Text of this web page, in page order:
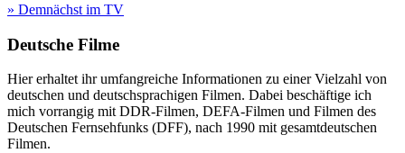
» Demnächst im TV
Deutsche Filme
Hier erhaltet ihr umfangreiche Informationen zu einer Vielzahl von
deutschen und deutschsprachigen Filmen. Dabei beschäftige ich
mich vorrangig mit DDR-Filmen, DEFA-Filmen und Filmen des
Deutschen Fernsehfunks (DFF), nach 1990 mit gesamtdeutschen
Filmen.